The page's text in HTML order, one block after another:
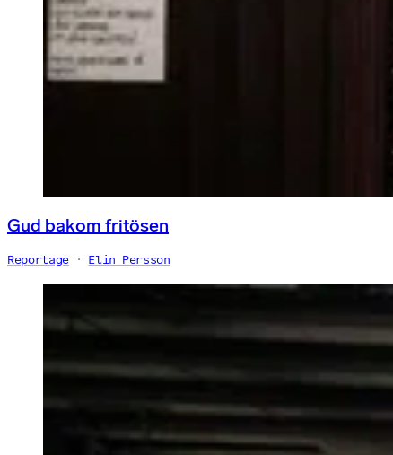
Gud bakom fritösen
Reportage Elin Persson